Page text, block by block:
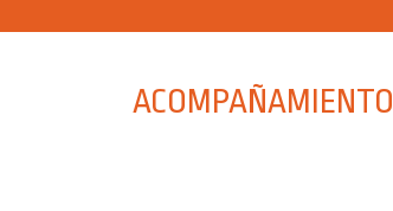
ACOMPAÑAMIENTO